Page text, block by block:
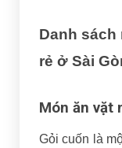
Danh
rẻ ở Sài
Món ăn vặt
Gỏi cuốn là